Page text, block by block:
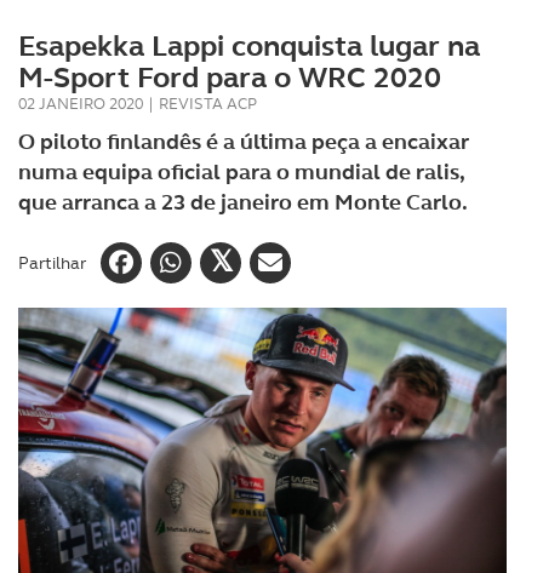
Esapekka Lappi conquista lugar na
M-Sport Ford para o WRC 2020
02 JANEIRO 2020 | REVISTA ACP
O piloto finlandês é a última peça a encaixar
numa equipa oficial para o mundial de ralis,
que arranca a 23 de janeiro em Monte Carlo.
Partilhar